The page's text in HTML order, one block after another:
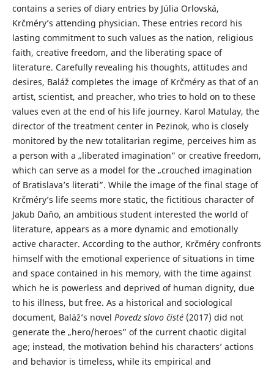
contains a series of diary entries by Júlia Orlovská,
Krčméry’s attending physician. These entries record his
lasting commitment to such values as the nation, religious
faith, creative freedom, and the liberating space of
literature. Carefully revealing his thoughts, attitudes and
desires, Baláž completes the image of Krčméry as that of an
artist, scientist, and preacher, who tries to hold on to these
values even at the end of his life journey. Karol Matulay, the
director of the treatment center in Pezinok, who is closely
monitored by the new totalitarian regime, perceives him as
a person with a „liberated imagination” or creative freedom,
which can serve as a model for the „crouched imagination
of Bratislava’s literati”. While the image of the final stage of
Krčméry’s life seems more static, the fictitious character of
Jakub Daňo, an ambitious student interested the world of
literature, appears as a more dynamic and emotionally
active character. According to the author, Krčméry confronts
himself with the emotional experience of situations in time
and space contained in his memory, with the time against
which he is powerless and deprived of human dignity, due
to his illness, but free. As a historical and sociological
document, Baláž’s novel Povedz slovo čisté(2017) did not
generate the „hero/heroes” of the current chaotic digital
age; instead, the motivation behind his characters’ actions
and behavior is timeless, while its empirical and